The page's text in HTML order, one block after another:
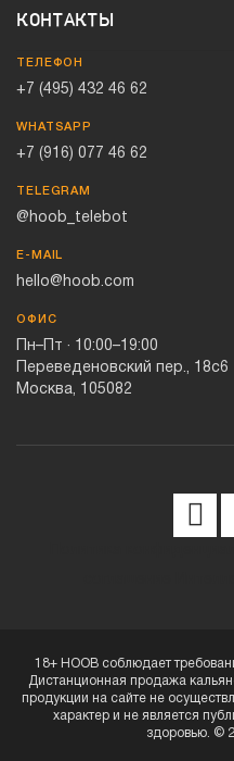
КОНТАКТЫ
ТЕЛЕФОН
+7 (495) 432 46 62
WHATSAPP
+7 (916) 077 46 62
TELEGRAM
@hoob_telebot
E-MAIL
hello@hoob.com
ОФИС
Пн–Пт · 10:00–19:00
Переведеновский пер., 18с6
Москва, 105082
18+ HOOB соблюдает
Дистанционная продажа
продукции на сайте не
характер и не является
здоровью. ©